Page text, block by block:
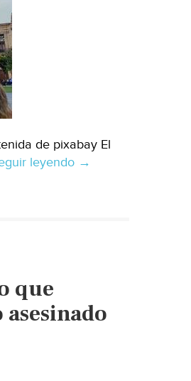
de pixabay El
leyendo Jalisco
(Milenio)
→
que